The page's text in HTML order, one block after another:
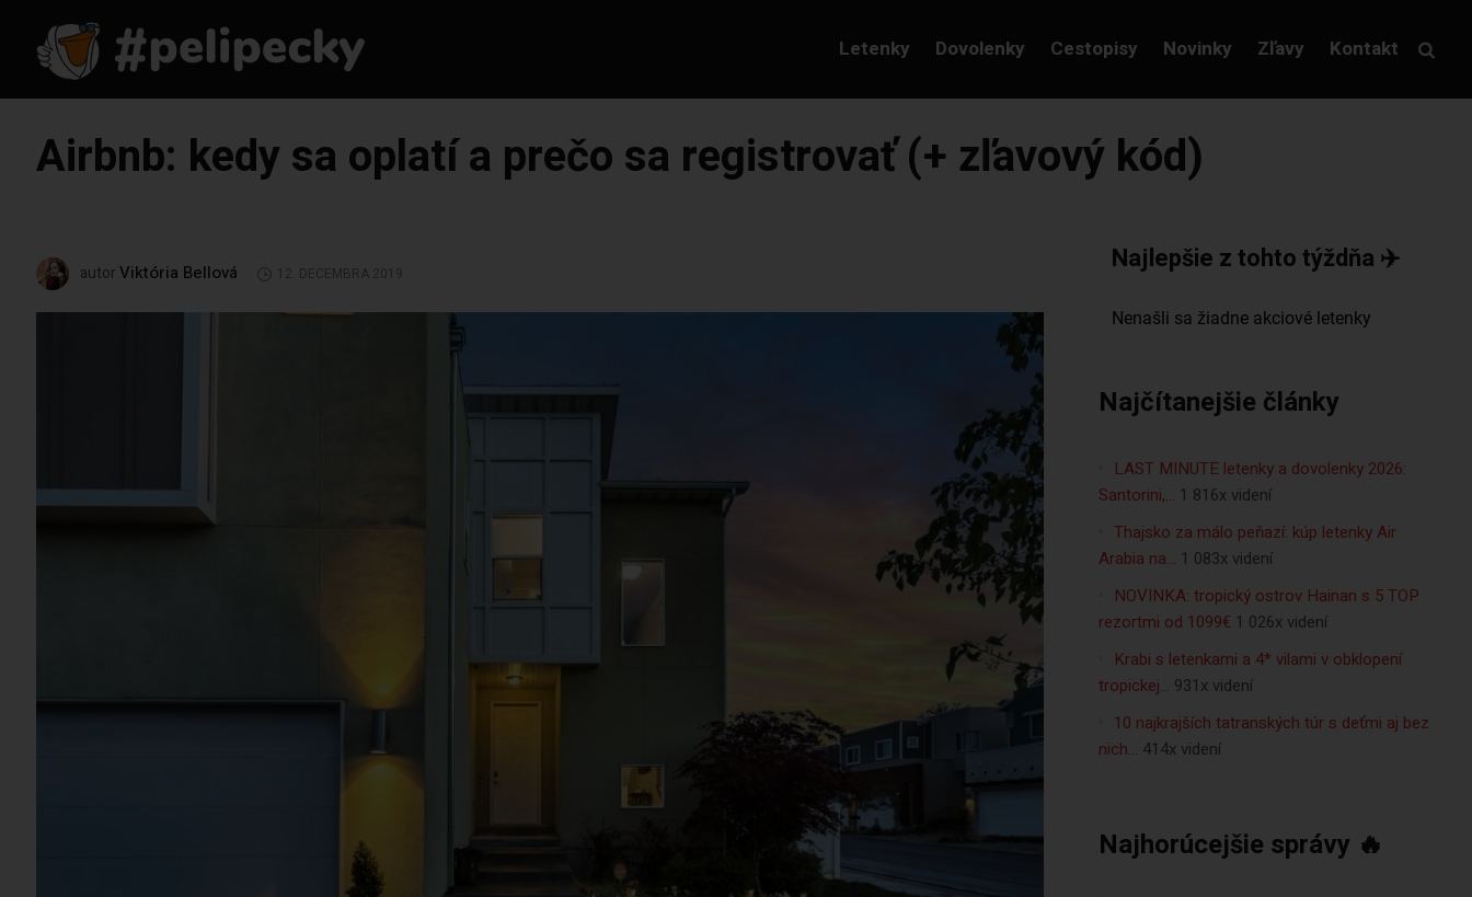
Letenky Dovolenky Cestopisy Novinky Zľavy Kontakt
Airbnb: kedy sa oplatí a prečo sa registrovať (+ zľavový kód)
autorViktória Bellová 12. DECEMBRA 2019 Najlepšie z tohto týždňa ✈️
Najčítanejšie články
LAST MINUTE letenky a dovolenky 2026:
Santorini,… 1 816x videní
Thajsko za málo peňazí: kúp letenky Air
Arabia na… 1 083x videní
NOVINKA: tropický ostrov Hainan s 5 TOP
rezortmi od 1099€ 1 026x videní
Krabi s letenkami a 4* vilami v obklopení
tropickej… 931x videní
10 najkrajších tatranských túr s deťmi aj bez
nich… 414x videní
Najhorúcejšie správy 🔥